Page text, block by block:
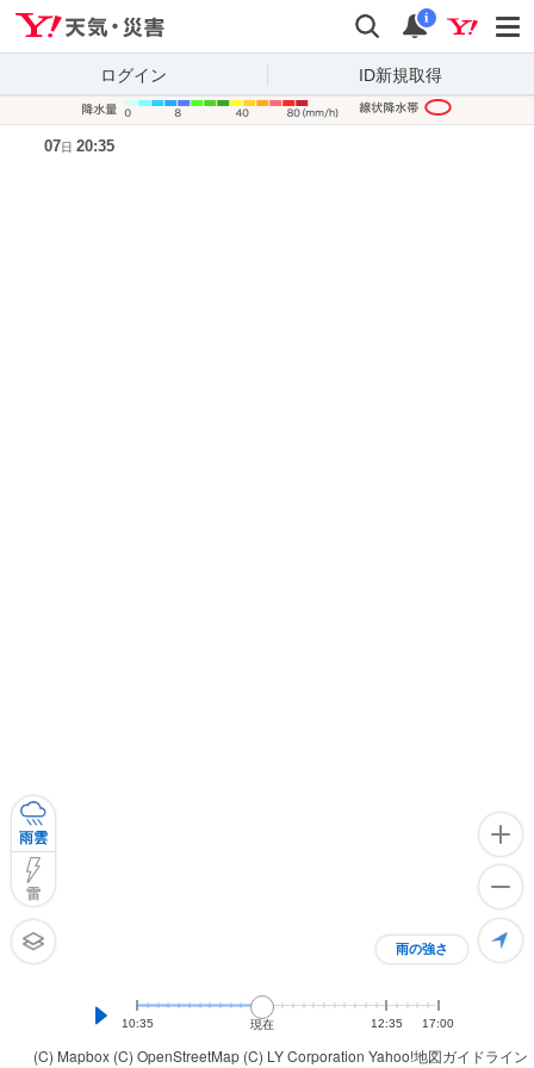
検索 通知
i
ログイン ID新規取得
(C) Mapbox (C) OpenStreetMap (C) LY Corporation Yahoo!地図ガイドライン
雨の強さ
雨雲
雷
10:35 現在 12:35 17:00
07日 20:35